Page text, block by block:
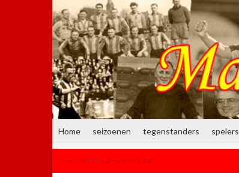
Home seizoenen tegenstanders spelers
spelers > L > Lemmens Jozef